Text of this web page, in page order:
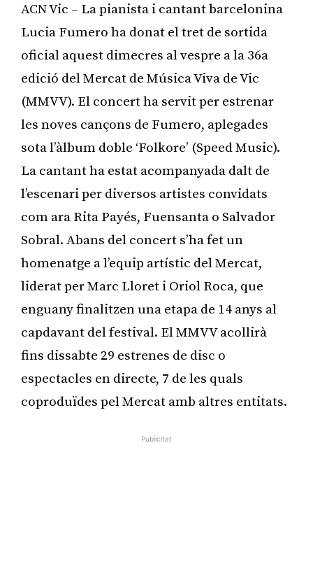
ACN Vic – La pianista i cantant barcelonina
Lucia Fumero ha donat el tret de sortida
oficial aquest dimecres al vespre a la 36a
edició del Mercat de Música Viva de Vic
(MMVV). El concert ha servit per estrenar
les noves cançons de Fumero, aplegades
sota l’àlbum doble ‘Folkore’ (Speed Music).
La cantant ha estat acompanyada dalt de
l’escenari per diversos artistes convidats
com ara Rita Payés, Fuensanta o Salvador
Sobral. Abans del concert s’ha fet un
homenatge a l’equip artístic del Mercat,
liderat per Marc Lloret i Oriol Roca, que
enguany finalitzen una etapa de 14 anys al
capdavant del festival. El MMVV acollirà
fins dissabte 29 estrenes de disc o
espectacles en directe, 7 de les quals
coproduïdes pel Mercat amb altres entitats.
Publicitat